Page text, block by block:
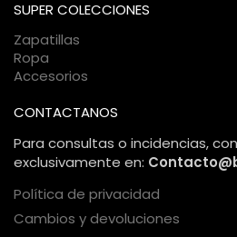
SUPER COLECCIONES
Zapatillas
Ropa
Accesorios
CONTACTANOS
Para consultas o incidencias,
exclusivamente en:
Política de privacidad
Cambios y devoluciones